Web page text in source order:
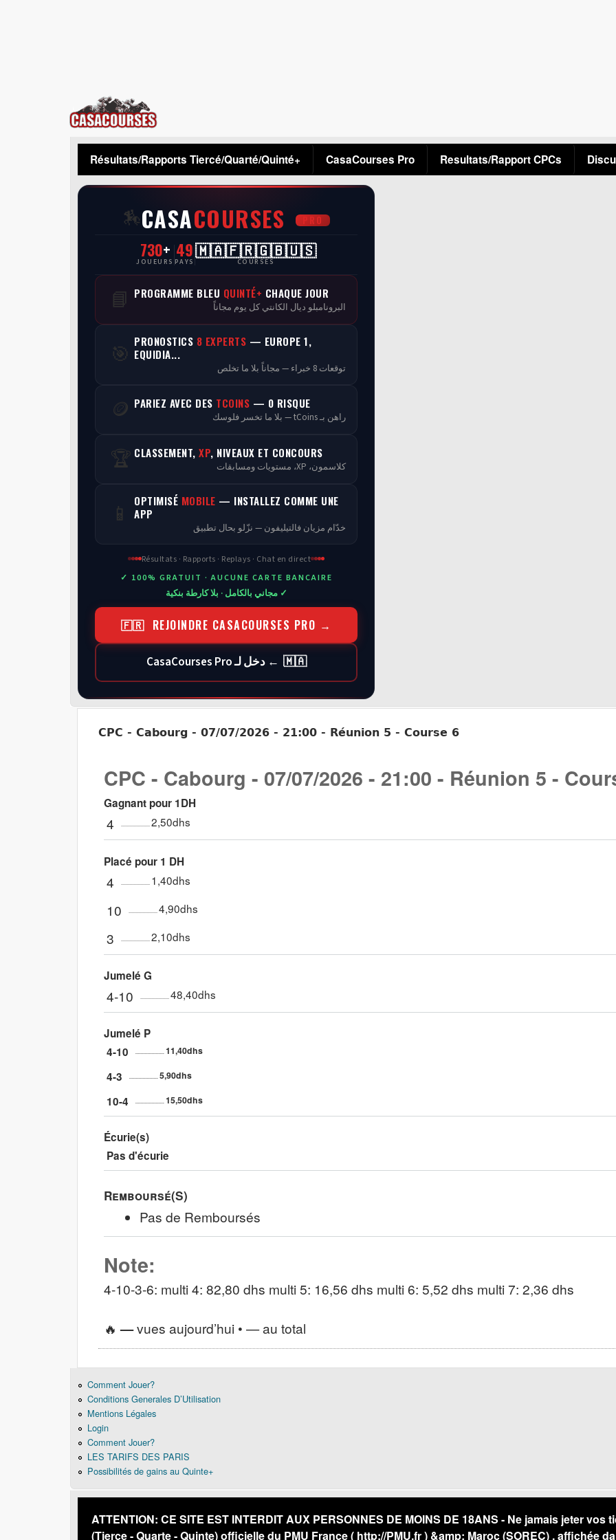
CasaCourses
Résultats/Rapports Tiercé/Quarté/Quinté+ CasaCourses Pro Resultats/Rapport CPCs
🏇CASACOURSES PRO
730+
JOUEURS
49
PAYS
🇲🇦🇫🇷🇬🇧🇺🇸
COURSES
📘 PROGRAMME BLEU QUINTÉ+ CHAQUE JOUR
البرونامبلو ديال الكانتي كل يوم مجاناً
🎯 PRONOSTICS 8 EXPERTS — EUROPE 1,
EQUIDIA...
توقعات 8 خبراء — مجاناً بلا ما تخلص
🪙 PARIEZ AVEC DES TCOINS — 0 RISQUE
راهن بـ tCoins — بلا ما تخسر فلوسك
🏆 CLASSEMENT, XP, NIVEAUX ET CONCOURS
كلاسمون، XP، مستويات ومسابقات
📱 OPTIMISÉ MOBILE — INSTALLEZ COMME UNE
APP
خدّام مزيان فالتيليفون — نزّلو بحال تطبيق
Résultats · Rapports · Replays · Chat en direct
✓ 100% GRATUIT · AUCUNE CARTE BANCAIRE
✓ مجاني بالكامل · بلا كارطة بنكية
🇫🇷 REJOINDRE CASACOURSES PRO →
🇲🇦 ← دخل لـ CasaCourses Pro
CPC - Cabourg - 07/07/2026 - 21:00 - Réunion 5 - Course 6
CPC - Cabourg - 07/07/2026 - 21:00 - Réunion 5 -
Gagnant pour 1DH
4 2,50dhs
Placé pour 1 DH
4 1,40dhs
10 4,90dhs
3 2,10dhs
Jumelé G
4-10 48,40dhs
Jumelé P
4-10
11,40dhs
4-3 5,90dhs
10-4 15,50dhs
Écurie(s)
Pas d'écurie
Remboursé(s)
Pas de Remboursés
Note:
4-10-3-6: multi 4: 82,80 dhs multi 5: 16,56 dhs multi 6: 5,52 dhs multi 7: 2,36 dhs
🔥—vues aujourd’hui • —au total
Comment Jouer?
Conditions Generales D’Utilisation
Mentions Légales
Login
Comment Jouer?
LES TARIFS DES PARIS
Possibilités de gains au Quinte+
ATTENTION: CE SITE EST INTERDIT AUX PERSONNES DE MOINS DE 18ANS - Ne jamais jeter
(Tierce - Quarte - Quinte) officielle du PMU France ( http://PMU.fr) &amp; Maroc (SOREC) , affichée